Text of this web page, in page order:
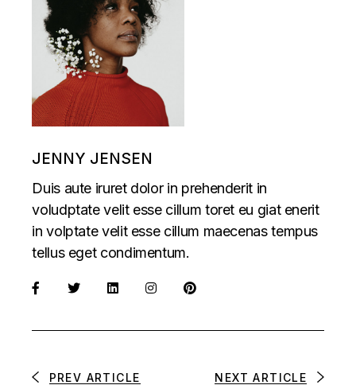
JENNY JENSEN
Duis aute iruret dolor in prehenderit in
voludptate velit esse cillum toret eu giat enerit
in volptate velit esse cillum maecenas tempus
tellus eget condimentum.
PREV ARTICLE NEXT ARTICLE